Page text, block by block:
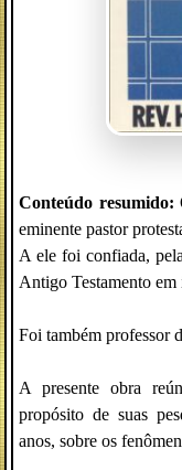
Conteúdo resumido:
eminente pastor
A ele foi confiada,
Antigo Testamento em
Foi também professor
A presente obra
propósito de suas
anos, sobre os